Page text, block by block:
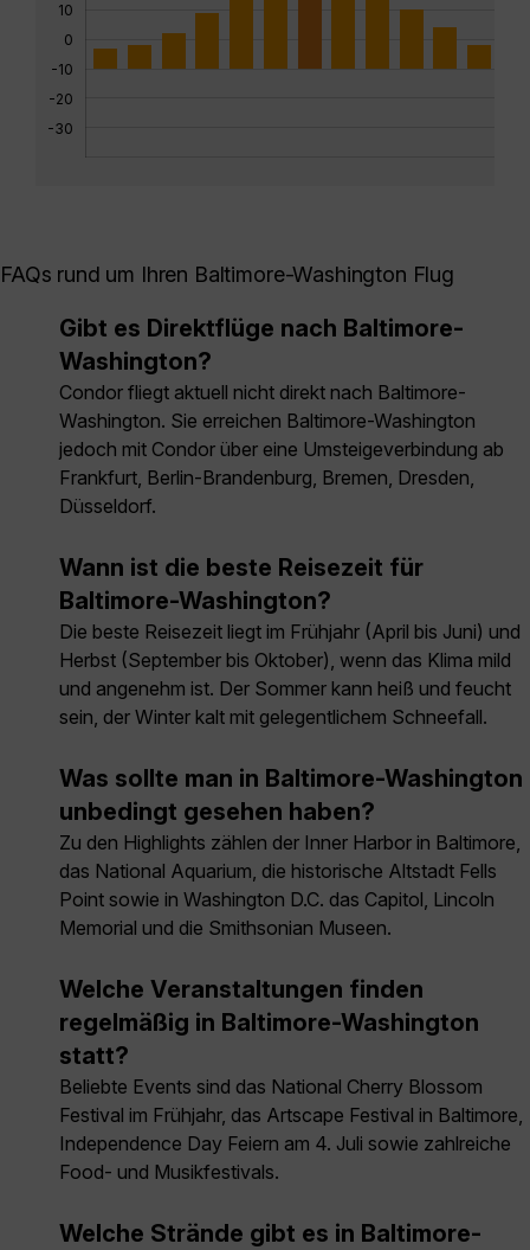
10
0
-10
-20
-30
FAQs rund um Ihren Baltimore-Washington Flug
Gibt es Direktflüge nach Baltimore-
Washington?
Condor fliegt aktuell nicht direkt nach Baltimore-
Washington. Sie erreichen Baltimore-Washington
jedoch mit Condor über eine Umsteigeverbindung ab
Frankfurt, Berlin-Brandenburg, Bremen, Dresden,
Düsseldorf.
Wann ist die beste Reisezeit für
Baltimore-Washington?
Die beste Reisezeit liegt im Frühjahr (April bis Juni) und
Herbst (September bis Oktober), wenn das Klima mild
und angenehm ist. Der Sommer kann heiß und feucht
sein, der Winter kalt mit gelegentlichem Schneefall.
Was sollte man in Baltimore-Washington
unbedingt gesehen haben?
Zu den Highlights zählen der Inner Harbor in Baltimore,
das National Aquarium, die historische Altstadt Fells
Point sowie in Washington D.C. das Capitol, Lincoln
Memorial und die Smithsonian Museen.
Welche Veranstaltungen finden
regelmäßig in Baltimore-Washington
statt?
Beliebte Events sind das National Cherry Blossom
Festival im Frühjahr, das Artscape Festival in Baltimore,
Independence Day Feiern am 4. Juli sowie zahlreiche
Food- und Musikfestivals.
Welche Strände gibt es in Baltimore-